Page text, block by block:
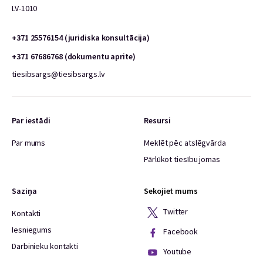
LV-1010
+371 25576154 (juridiska konsultācija)
+371 67686768 (dokumentu aprite)
tiesibsargs@tiesibsargs.lv
Par iestādi
Par mums
Resursi
Meklēt pēc atslēgvārda
Pārlūkot tiesību jomas
Saziņa
Kontakti
Iesniegums
Darbinieku kontakti
Sekojiet mums
Twitter
Facebook
Youtube